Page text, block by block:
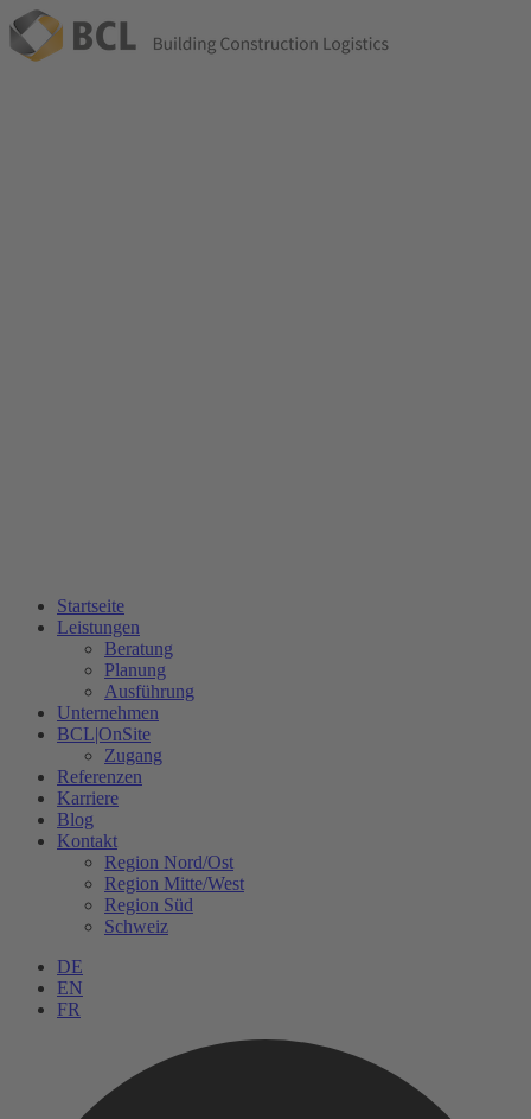
Startseite
Leistungen
Beratung
Planung
Ausführung
Unternehmen
BCL|OnSite
Zugang
Referenzen
Karriere
Blog
Kontakt
Region Nord/Ost
Region Mitte/West
Region Süd
Schweiz
DE
EN
FR